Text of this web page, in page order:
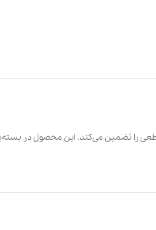
آن، نوشتاری نرم، دقیق و بدون قطعی را تضمین می‌کند. این